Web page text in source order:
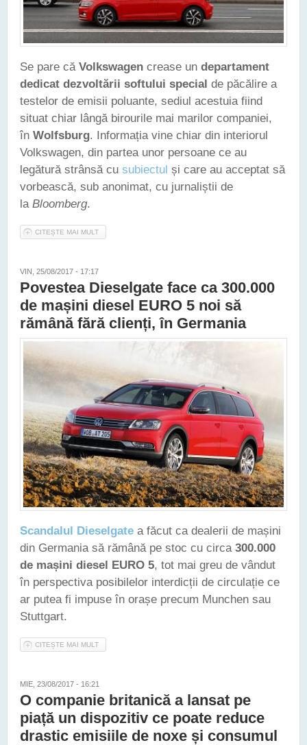
Se pare că Volkswagen crease un departament
dedicat dezvoltării softului special de păcălire a
testelor de emisii poluante, sediul acestuia fiind
situat chiar lângă birourile mai marilor companiei,
în Wolfsburg. Informația vine chiar din interiorul
Volkswagen, din partea unor persoane ce au
legătură strânsă cu subiectul și care au acceptat să
vorbească, sub anonimat, cu jurnaliștii de
la Bloomberg.
CITEȘTE MAI MULT
VIN, 25/08/2017 - 17:17
Povestea Dieselgate face ca 300.000
de mașini diesel EURO 5 noi să
rămână fără clienți, în Germania
Scandalul Dieselgate a făcut ca dealerii de mașini
din Germania să rămână pe stoc cu circa 300.000
de mașini diesel EURO 5, tot mai greu de vândut
în perspectiva posibilelor interdicții de circulație ce
ar putea fi impuse în orașe precum Munchen sau
Stuttgart.
CITEȘTE MAI MULT
MIE, 23/08/2017 - 16:21
O companie britanică a lansat pe
piață un dispozitiv ce poate reduce
drastic emisiile de noxe și consumul